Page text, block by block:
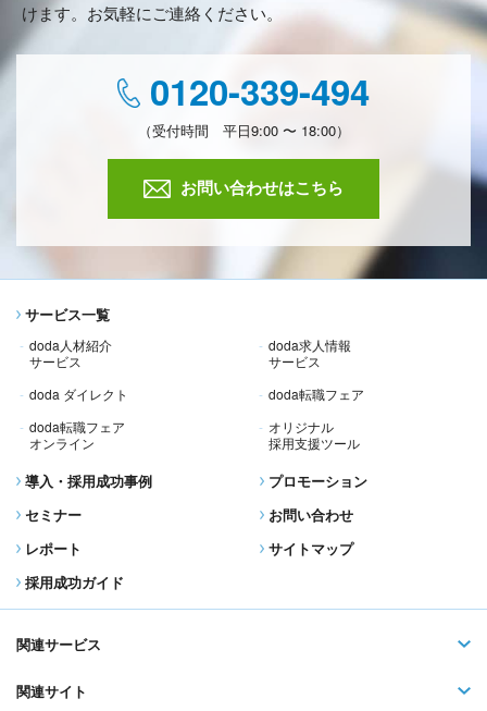
けます。お気軽にご連絡ください。
0120-339-494
（受付時間 平日9:00 〜 18:00）
お問い合わせはこちら
サービス一覧
doda人材紹介
サービス
doda求人情報
サービス
doda ダイレクト
doda転職フェア
doda転職フェア
オンライン
オリジナル
採用支援ツール
導入・採用成功事例
セミナー
レポート
採用成功ガイド
プロモーション
お問い合わせ
サイトマップ
関連サービス
関連サイト